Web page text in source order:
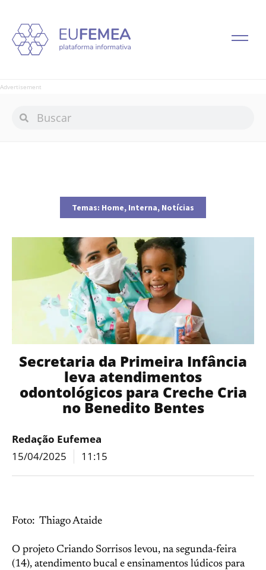
Advertisement
Temas: Home, Interna, Notícias
Secretaria da Primeira Infância
leva atendimentos
odontológicos para Creche Cria
no Benedito Bentes
Redação Eufemea
15/04/2025
11:15
Foto: Thiago Ataide
O projeto Criando Sorrisos levou, na segunda-feira
(14), atendimento bucal e ensinamentos lúdicos para